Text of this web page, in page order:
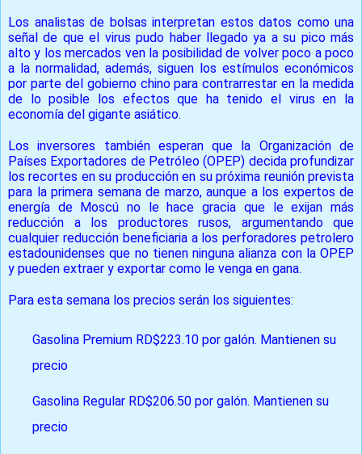
Los analistas de bolsas interpretan estos datos como una
señal de que el virus pudo haber llegado ya a su pico más
alto y los mercados ven la posibilidad de volver poco a poco
a la normalidad, además, siguen los estímulos económicos
por parte del gobierno chino para contrarrestar en la medida
de lo posible los efectos que ha tenido el virus en la
economía del gigante asiático.
Los inversores también esperan que la Organización de
Países Exportadores de Petróleo (OPEP) decida profundizar
los recortes en su producción en su próxima reunión prevista
para la primera semana de marzo, aunque a los expertos de
energía de Moscú no le hace gracia que le exijan más
reducción a los productores rusos, argumentando que
cualquier reducción beneficiaria a los perforadores petrolero
estadounidenses que no tienen ninguna alianza con la OPEP
y pueden extraer y exportar como le venga en gana.
Para esta semana los precios serán los siguientes:
Gasolina Premium RD$223.10 por galón. Mantienen su
precio
Gasolina Regular RD$206.50 por galón. Mantienen su
precio